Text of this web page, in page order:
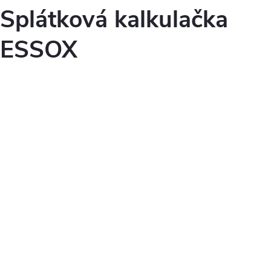
Splátková kalkulačka
ESSOX